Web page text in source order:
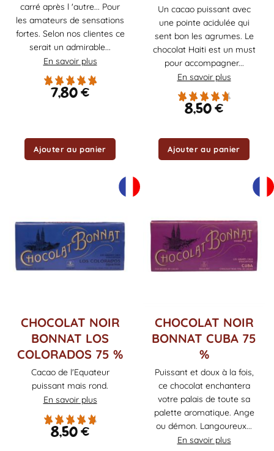
carré après l 'autre... Pour
les amateurs de sensations
fortes. Selon nos clientes ce
serait un admirable...
En savoir plus
7,80€
Ajouter au panier
Un cacao puissant avec
une pointe acidulée qui
sent bon les agrumes. Le
chocolat Haiti est un must
pour accompagner...
En savoir plus
8,50€
Ajouter au panier
CHOCOLAT NOIR
BONNAT LOS
COLORADOS 75 %
Cacao de l'Equateur
puissant mais rond.
En savoir plus
8,50€
CHOCOLAT NOIR
BONNAT CUBA 75
%
Puissant et doux à la fois,
ce chocolat enchantera
votre palais de toute sa
palette aromatique. Ange
ou démon. Langoureux...
En savoir plus